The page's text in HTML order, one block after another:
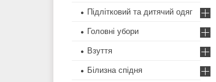
Підлітковий та дитячий одяг
Головні убори
Взуття
Білизна спідня